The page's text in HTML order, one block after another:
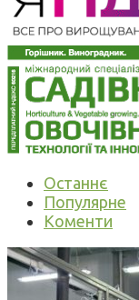
Останнє
Популярне
Коменти